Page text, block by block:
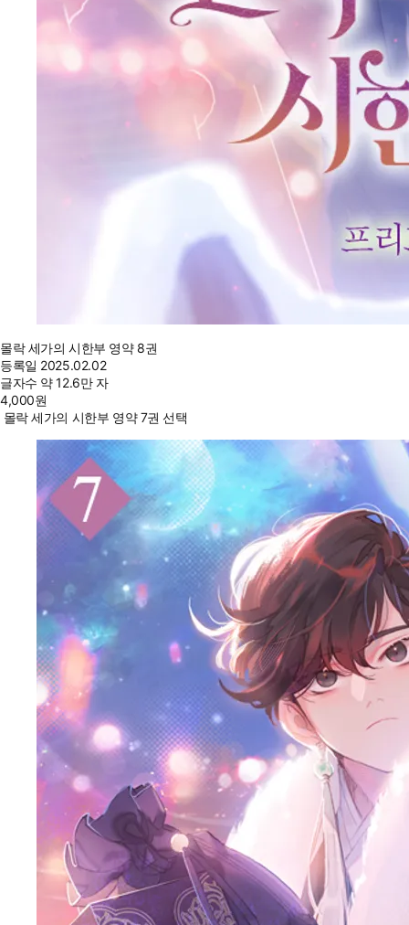
몰락 세가의 시한부 영약 8권
등록일 2025.02.02
글자수 약 12.6만 자
4,000원
몰락 세가의 시한부 영약 7권 선택